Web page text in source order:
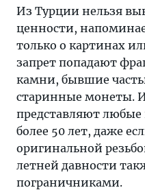
Из Турции нельзя
ценности,
только о картинах
запрет попадают
камни, бывшие
старинные монеты.
представляют
более 50 лет, даже
оригинальной
летней давности
пограничниками.